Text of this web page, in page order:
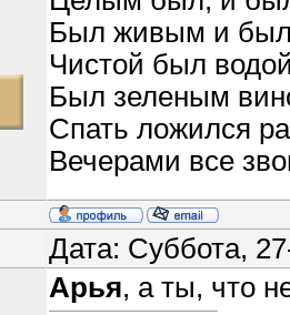
Был живым и
Чистой был
Был зеленым
Спать ложился
Вечерами все
Дата: Суббота,
Арья, а ты, что